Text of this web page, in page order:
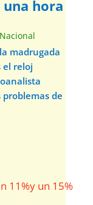
hora
Nacional
madrugada
el reloj
de